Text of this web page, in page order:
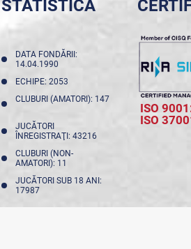
STATISTICA
DATA FONDĂRII:
14.04.1990
ECHIPE: 2053
CLUBURI (AMATORI): 147
JUCĂTORI
ÎNREGISTRAŢI: 43216
CLUBURI (NON-
AMATORI): 11
JUCĂTORI SUB 18 ANI:
17987
ISO
ISO